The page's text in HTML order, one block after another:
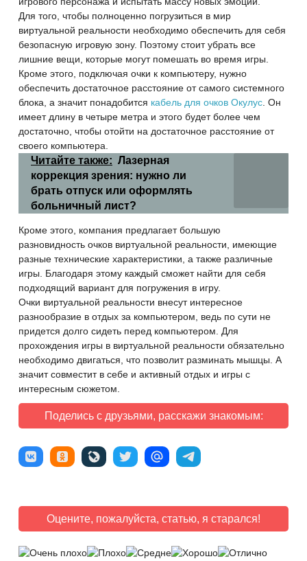
Для того, чтобы полноценно погрузиться в мир
виртуальной реальности необходимо обеспечить для себя
безопасную игровую зону. Поэтому стоит убрать все
лишние вещи, которые могут помешать во время игры.
Кроме этого, подключая очки к компьютеру, нужно
обеспечить достаточное расстояние от самого системного
блока, а значит понадобится кабель для очков Окулус . Он
имеет длину в четыре метра и этого будет более чем
достаточно, чтобы отойти на достаточное расстояние от
своего компьютера.
Читайте также: Лазерная
коррекция зрения: нужно ли
брать отпуск или оформлять
больничный лист?
Кроме этого, компания предлагает большую
разновидность очков виртуальной реальности, имеющие
разные технические характеристики, а также различные
игры. Благодаря этому каждый сможет найти для себя
подходящий вариант для погружения в игру.
Очки виртуальной реальности внесут интересное
разнообразие в отдых за компьютером, ведь по сути не
придется долго сидеть перед компьютером. Для
прохождения игры в виртуальной реальности обязательно
необходимо двигаться, что позволит разминать мышцы. А
значит совместит в себе и активный отдых и игры с
интересным сюжетом.
Поделись с друзьями, расскажи знакомым:
Оцените, пожалуйста, статью, я старался!